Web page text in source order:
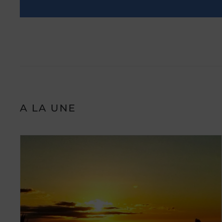
A LA UNE